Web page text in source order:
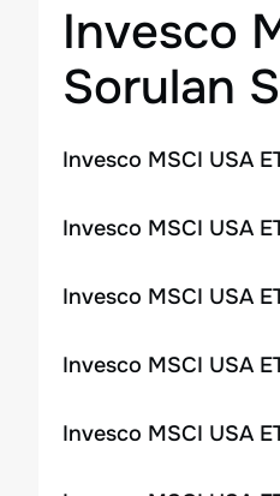
Invesco
Sorulan
Invesco MSCI USA
Invesco MSCI USA
Invesco MSCI USA
Invesco MSCI USA
Invesco MSCI USA